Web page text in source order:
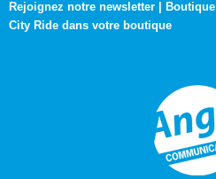
Rejoignez notre newsletter Boutique
City Ride dans votre boutique